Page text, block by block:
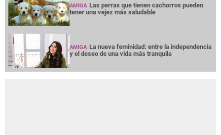
AMIGA Las perras que tienen cachorros pueden
tener una vejez más saludable
AMIGA La nueva feminidad: entre la independencia
y el deseo de una vida más tranquila